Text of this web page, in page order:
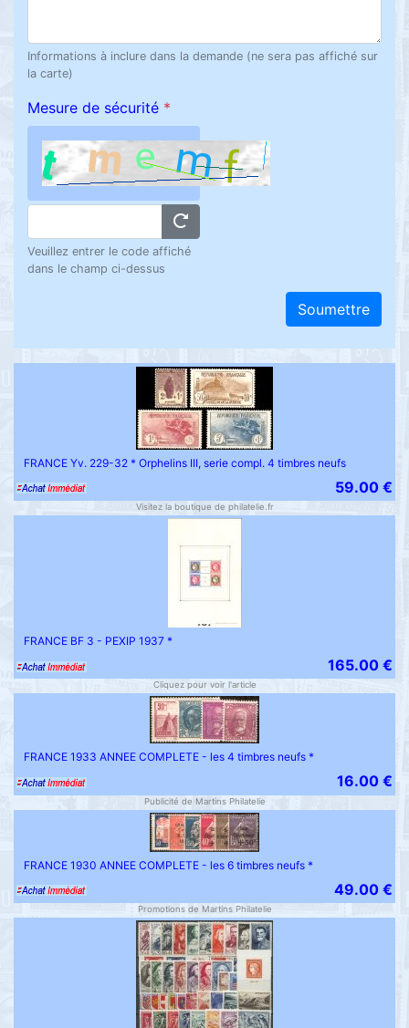
Informations à inclure dans la demande (ne sera pas affiché sur
la carte)
Mesure de sécurité *
Veuillez entrer le code affiché
dans le champ ci-dessus
Soumettre
FRANCE Yv. 229-32 * Orphelins III, serie compl. 4 timbres neufs
59.00 €
Visitez la boutique de philatelie.fr
FRANCE BF 3 - PEXIP 1937 *
165.00 €
Cliquez pour voir l'article
FRANCE 1933 ANNEE COMPLETE - les 4 timbres neufs *
16.00 €
Publicité de Martins Philatelie
FRANCE 1930 ANNEE COMPLETE - les 6 timbres neufs *
49.00 €
Promotions de Martins Philatelie